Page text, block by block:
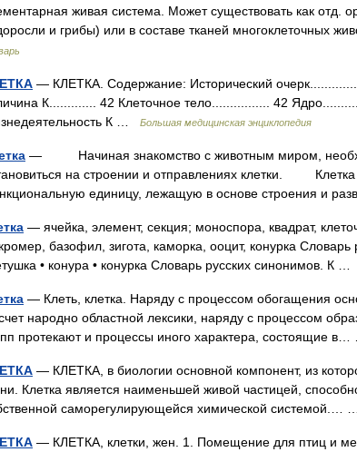
живая система. Может существовать как отд.
и грибы) или в составе тканей многоклеточных
— КЛЕТКА. Содержание: Исторический
К............. 42 Клеточное тело................ 42
К …
Большая медицинская энциклопедия
— Начиная знакомство с животным миром,
на строении и отправлениях клетки. Клетка
единицу, лежащую в основе строения и
— ячейка, элемент, секция; моноспора, квадрат,
базофил, зигота, каморка, ооцит, конурка Словарь
• конура • конурка Словарь русских синонимов. К …
— Клеть, клетка. Наряду с процессом обогащения
народно областной лексики, наряду с процессом
протекают и процессы иного характера, состоящие
— КЛЕТКА, в биологии основной компонент, из
Клетка является наименьшей живой частицей,
саморегулирующейся химической системой.…
— КЛЕТКА, клетки, жен. 1. Помещение для птиц и